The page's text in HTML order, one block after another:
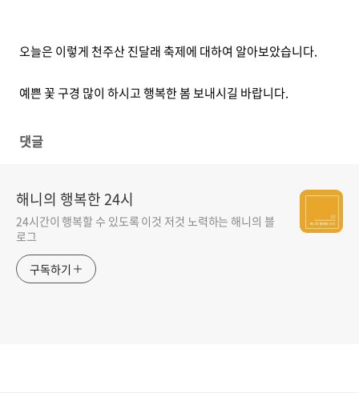
오늘은 이렇게 천주산 진달래 축제에 대하여 알아보았습니다.
예쁜 꽃 구경 많이 하시고 행복한 봄 보내시길 바랍니다.
댓글
해니의 행복한 24시
24시간이 행복할 수 있도록 이것 저것 노력하는 해니의 블
로그
구독하기